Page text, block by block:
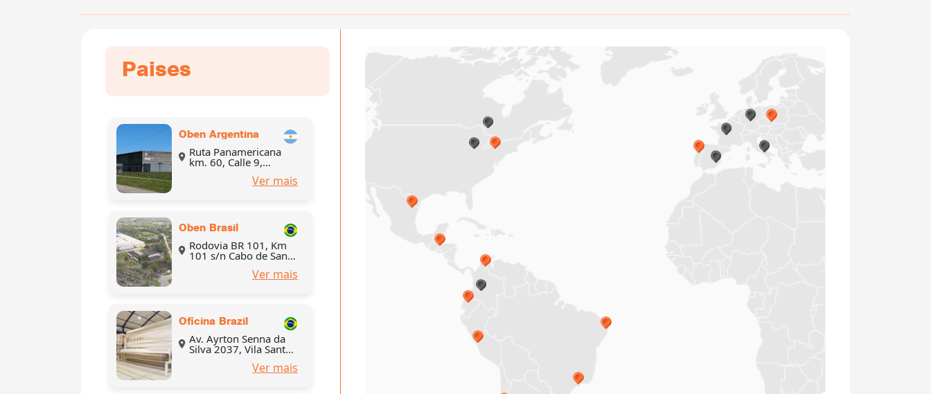
Paises
Oben Argentina
Ruta Panamericana
km. 60, Calle 9,
Esquina 23, Parque
Industrial Pilar, partido
Ver mais
Oben Brasil
Rodovia BR 101, Km
101 s/n Cabo de Santo
Ver mais
Oficina Brazil
Av. Ayrton Senna da
Silva 2037, Vila Santa
Cecilia, Mauá, São
Ver mais